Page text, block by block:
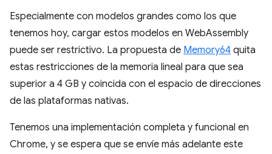
Especialmente con modelos grandes como los que
tenemos hoy, cargar estos modelos en WebAssembly
puede ser restrictivo. La propuesta de Memory64 quita
estas restricciones de la memoria lineal para que sea
superior a 4 GB y coincida con el espacio de direcciones
de las plataformas nativas.
Tenemos una implementación completa y funcional en
Chrome, y se espera que se envíe más adelante este